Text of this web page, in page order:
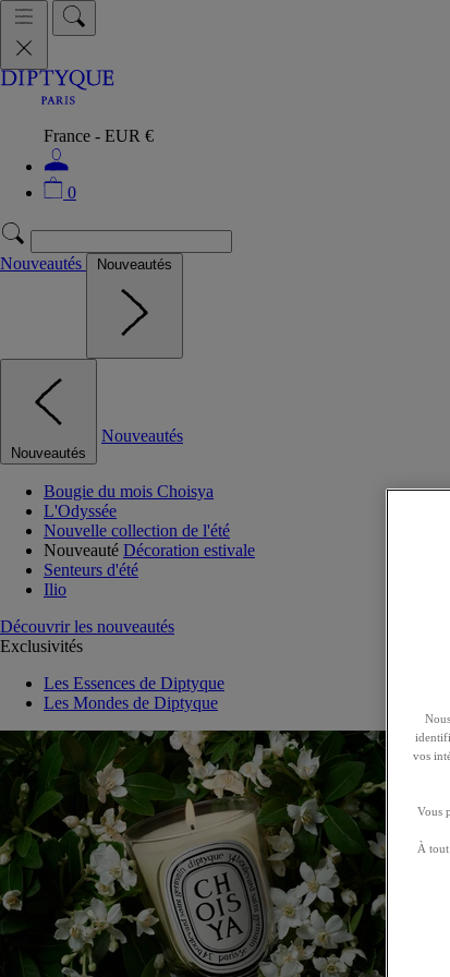
France - EUR €
0
Nouveautés Nouveautés
Nouveautés
Nouveautés
Bougie du mois Choisya
L'Odyssée
Nouvelle collection de l'été
Nouveauté Décoration estivale
Senteurs d'été
Ilio
Découvrir les nouveautés
Exclusivités
Les Essences de Diptyque
Les Mondes de Diptyque
vos
Vous
À tout